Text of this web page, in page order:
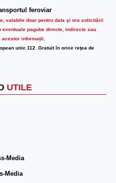
feroviar
valabile doar pentru data şi ora solicitării
eventuale pagube directe, indirecte sau
acestor informații.
unic 112. Gratuit în orice reţea de
UTILE
Media
Media